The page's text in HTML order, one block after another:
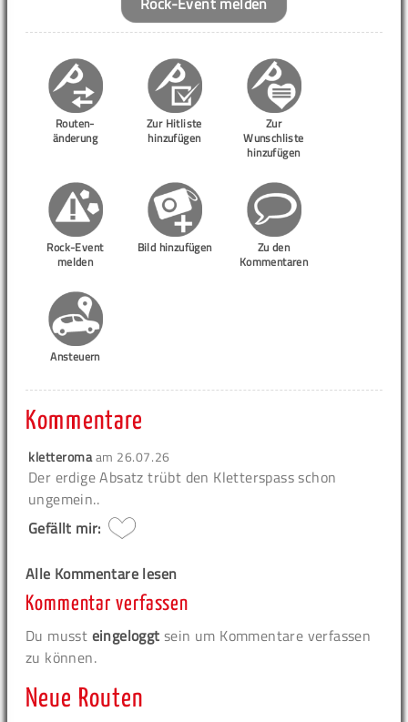
Routen-
änderung
Zur Hitliste
hinzufügen
Zur
Wunschliste
hinzufügen
Rock-Event
melden
Bild hinzufügen
Zu den
Kommentaren
Ansteuern
Kommentare
kletteromaam 26.07.26
Der erdige Absatz trübt den Kletterspass schon
ungemein..
Gefällt mir:
Alle Kommentare lesen
Kommentar verfassen
Du musst eingeloggt sein um Kommentare verfassen
zu können.
Neue Routen